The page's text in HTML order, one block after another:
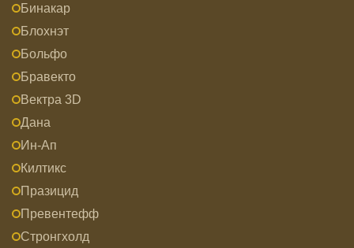
Бинакар
Блохнэт
Больфо
Бравекто
Вектра 3D
Дана
Ин-Ап
Килтикс
Празицид
Превентефф
Стронгхолд